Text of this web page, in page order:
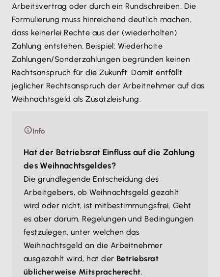
Arbeitsvertrag oder durch ein Rundschreiben. Die
Formulierung muss hinreichend deutlich machen,
dass keinerlei Rechte aus der (wiederholten)
Zahlung entstehen. Beispiel: Wiederholte
Zahlungen/Sonderzahlungen begründen keinen
Rechtsanspruch für die Zukunft. Damit entfällt
jeglicher Rechtsanspruch der Arbeitnehmer auf das
Weihnachtsgeld als Zusatzleistung.
Info
Hat der Betriebsrat Einfluss auf die Zahlung
des Weihnachtsgeldes?
Die grundlegende Entscheidung des
Arbeitgebers, ob Weihnachtsgeld gezahlt
wird oder nicht, ist mitbestimmungsfrei. Geht
es aber darum, Regelungen und Bedingungen
festzulegen, unter welchen das
Weihnachtsgeld an die Arbeitnehmer
ausgezahlt wird, hat der Betriebsrat
üblicherweise Mitspracherecht.